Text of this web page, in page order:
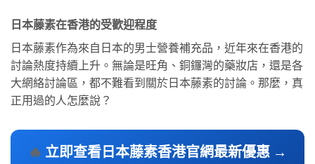
日本藤素在香港的受歡迎程度
日本藤素作為來自日本的男士營養補充品，近年來在香港的
討論熱度持續上升。無論是旺角、銅鑼灣的藥妝店，還是各
大網絡討論區，都不難看到關於日本藤素的討論。那麼，真
正用過的人怎麼說？
🔥 立即查看日本藤素香港官網最新優惠 →